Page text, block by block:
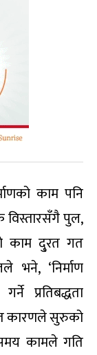
काम पनि
पुल,
काम दु्रत गत
भने, ‘निर्माण
प्रतिबद्धता
कारणले सुरुको
कामले गति